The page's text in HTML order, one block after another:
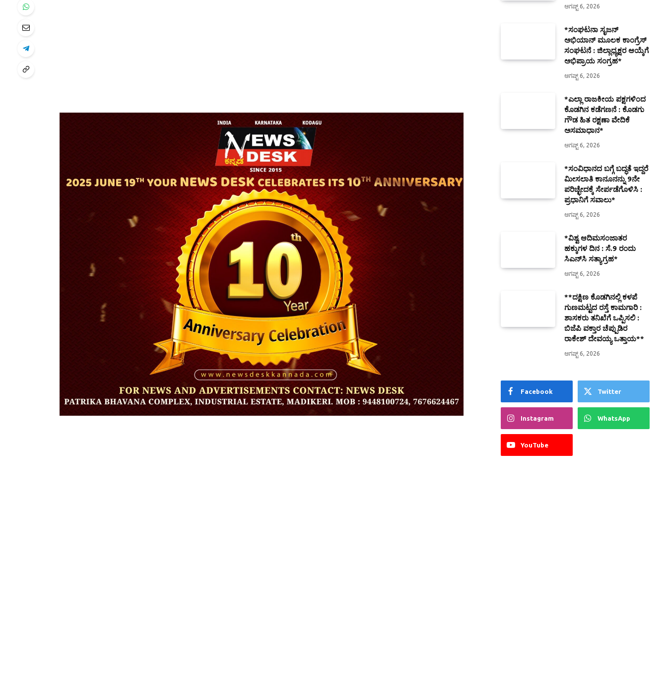
ಆಗಷ್ಟ್ 6, 2026
*ಸಂಘಟನಾ ಸೃಜನ್
ಅಭಿಯಾನ್ ಮೂಲಕ ಕಾಂಗ್ರೆಸ್
ಸಂಘಟನೆ : ಜಿಲ್ಲಾಧ್ಯಕ್ಷರ ಆಯ್ಕೆಗೆ
ಅಭಿಪ್ರಾಯ ಸಂಗ್ರಹ*
ಆಗಷ್ಟ್ 6, 2026
*ಎಲ್ಲಾ ರಾಜಕೀಯ ಪಕ್ಷಗಳಿಂದ
ಕೊಡಗಿನ ಕಡೆಗಣನೆ : ಕೊಡಗು
ಗೌಡ ಹಿತ ರಕ್ಷಣಾ ವೇದಿಕೆ
ಅಸಮಾಧಾನ*
ಆಗಷ್ಟ್ 6, 2026
*ಸಂವಿಧಾನದ ಬಗ್ಗೆ ಬದ್ಧತೆ ಇದ್ದರೆ
ಮೀಸಲಾತಿ ಕಾನೂನನ್ನು 9ನೇ
ಪರಿಚ್ಛೇದಕ್ಕೆ ಸೇರ್ಪಡೆಗೊಳಿಸಿ :
ಪ್ರಧಾನಿಗೆ ಸವಾಲು*
ಆಗಷ್ಟ್ 6, 2026
*ವಿಶ್ವ ಆದಿಮಸಂಜಾತರ
ಹಕ್ಕುಗಳ ದಿನ : ಸೆ.9 ರಂದು
ಸಿಎನ್‌ಸಿ ಸತ್ಯಾಗ್ರಹ*
ಆಗಷ್ಟ್ 6, 2026
**ದಕ್ಷಿಣ ಕೊಡಗಿನಲ್ಲಿ ಕಳಪೆ
ಗುಣಮಟ್ಟದ ರಸ್ತೆ ಕಾಮಗಾರಿ :
ಶಾಸಕರು ತನಿಖೆಗೆ ಒಪ್ಪಿಸಲಿ :
ಬಿಜೆಪಿ ವಕ್ತಾರ ಚೆಪ್ಪುಡಿರ
ರಾಕೇಶ್ ದೇವಯ್ಯ ಒತ್ತಾಯ**
ಆಗಷ್ಟ್ 6, 2026
Facebook Twitter
Instagram WhatsApp
YouTube